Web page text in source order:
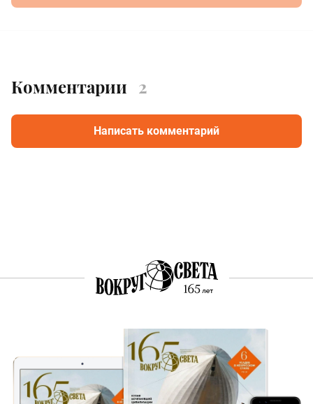
Комментарии 2
Написать комментарий